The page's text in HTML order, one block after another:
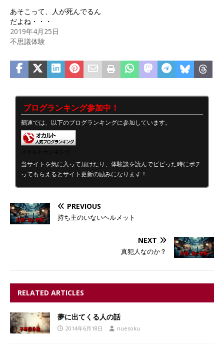
あそこって、人が死んでるん
だよね・・・
2019年4月25日
不思議体験
ブログランキング参加中！
鵺速では、以下のブログランキングに参加しています。
当サイトを気に入って頂けたり、体験談を読んでビビった時にポチ
ってもらえるとサイト更新の励みになります！
PREVIOUS
持ち主のいないヘルメット
NEXT
真犯人なのか？
RELATED ARTICLES
夢に出てくる人の話
2014年6月18日 nuesoku